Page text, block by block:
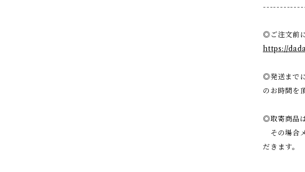
◎ご注文前
https://
◎発送まで
のお時間を
◎取寄商品
その場合
だきます。